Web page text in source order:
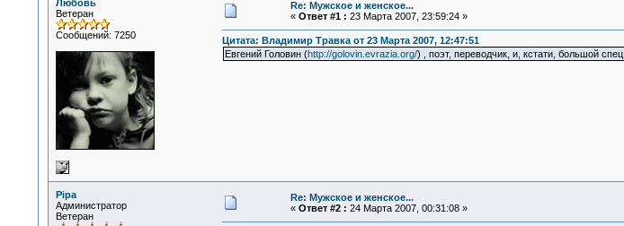
Любовь
Ветеран
Сообщений: 7250
Re: Мужское и женское...
« Ответ #1 : 23 Марта 2007, 23:59:24 »
Цитата: Владимир Травка от 23 Марта 2007, 12:47:51
Евгений Головин (http://golovin.evrazia.org/) , поэт, переводчик, и, кстати, большой
Pipa
Администратор
Ветеран
Re: Мужское и женское...
« Ответ #2 : 24 Марта 2007, 00:31:08 »